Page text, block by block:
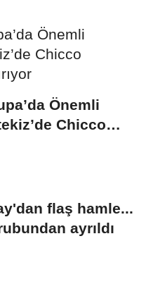
Önemli
Chicco
flaş hamle...
ayrıldı